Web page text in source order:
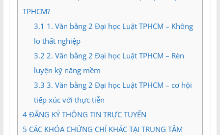
TPHCM?
3.1 1. Văn bằng 2 Đại học Luật TPHCM – Không
lo thất nghiệp
3.2 2. Văn bằng 2 Đại học Luật TPHCM – Rèn
luyện kỹ năng mềm
3.3 3. Văn bằng 2 Đại học Luật TPHCM – cơ hội
tiếp xúc với thực tiễn
4ĐĂNG KÝ THÔNG TIN TRỰC TUYẾN
5 CÁC KHÓA CHỨNG CHỈ KHÁC TẠI TRUNG TÂM